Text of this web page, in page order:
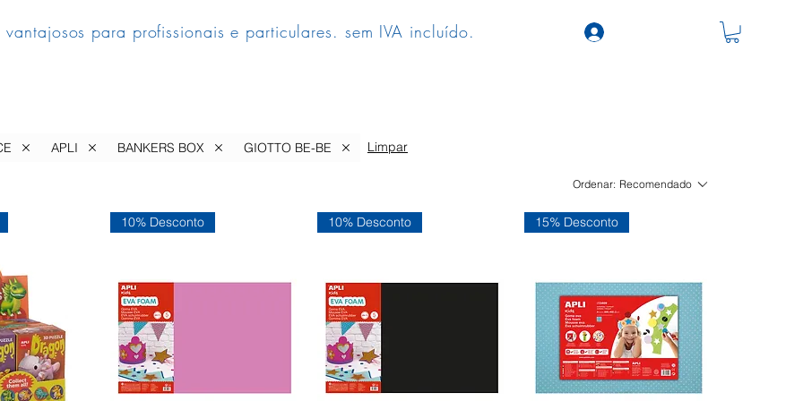
vantajosos para profissionais e particulares. sem IVA incluído.
APLI BANKERS BOX GIOTTO BE-BE
Limpar
Ordenar: Recomendado
10% Desconto 10% Desconto 15% Desconto